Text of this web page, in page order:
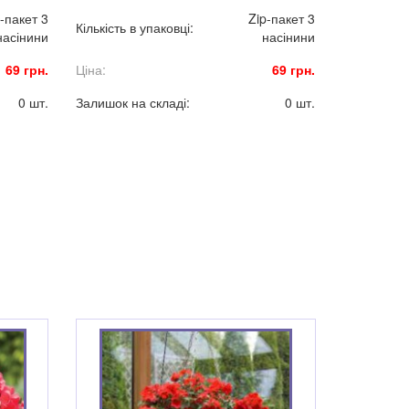
3
69 грн.
0 шт.
Кількість в упаковці:
Zip-пакет 3
насінини
Ціна:
69 грн.
Залишок на складі:
0 шт.